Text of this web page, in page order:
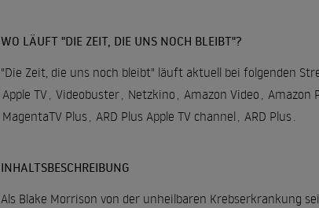
WO LÄUFT "DIE ZEIT, DIE UNS NOCH BLEIBT"?
"Die Zeit, die uns noch bleibt" läuft aktuell bei folgenden
Apple TV, Videobuster, Netzkino , Amazon Video , Amazon
MagentaTV Plus, ARD Plus Apple TV channel , ARD Plus.
INHALTSBESCHREIBUNG
Als Blake Morrison von der unheilbaren Krebserkrankung